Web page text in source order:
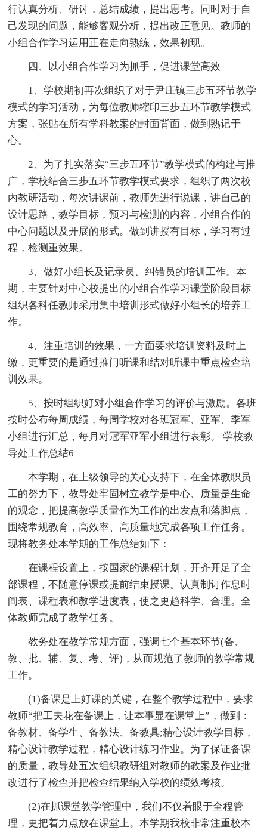
行认真分析、研讨，总结成绩，提出思考。同时对于自
己发现的问题，能够客观分析，提出改正意见。教师的
小组合作学习运用正在走向熟练，效果初现。
四、以小组合作学习为抓手，促进课堂高效
1、学校期初再次组织了对于尹庄镇三步五环节教学
模式的学习活动，为每位教师缩印三步五环节教学模式
方案，张贴在所有学科教案的封面背面，做到熟记于
心。
2、为了扎实落实“三步五环节”教学模式的构建与推
广，学校结合三步五环节教学模式要求，组织了两次校
内教研活动，每次讲课前，教师先进行说课，讲自己的
设计思路，教学目标，预习与检测的内容，小组合作的
中心问题以及开展的形式。做到讲授有目标，学习有过
程，检测重效果。
3、做好小组长及记录员、纠错员的培训工作。本
期，主要针对中心校提出的小组合作学习课堂阶段目标
组织各科任教师采用集中培训形式做好小组长的培养工
作。
4、注重培训的效果，一方面要求培训资料及时上
缴，更重要的是通过推门听课和结对听课中重点检查培
训效果。
5、按时组织好对小组合作学习的评价与激励。各班
按时公布每周成绩，每周学校对各班冠军、亚军、季军
小组进行汇总，每月对冠军亚军小组进行表彰。 学校教
导处工作总结6
本学期，在上级领导的关心支持下，在全体教职员
工的努力下，教导处牢固树立教学是中心、质量是生命
的观念，把提高教学质量作为工作的出发点和落脚点，
围绕常规教育，高效率、高质量地完成各项工作任务。
现将教务处本学期的工作总结如下：
在课程设置上，按国家的课程计划，开齐开足了全
部课程，不随意停课或提前结束授课。认真制订作息时
间表、课程表和教学进度表，使之更趋科学、合理。全
体教师完成了教学任务。
教务处在教学常规方面，强调七个基本环节(备、
教、批、辅、复、考、评)，从而规范了教师的教学常规
工作。
(1)备课是上好课的关键，在整个教学过程中，要求
教师“把工夫花在备课上，让本事显在课堂上”，做到：
备教材、备学生、备教法、备教具;精心设计教学目标，
精心设计教学过程，精心设计练习作业。为了保证备课
的质量，教导处五次组织教研组对教师的教案及作业批
改进行了检查并把检查结果纳入学校的绩效考核。
(2)在抓课堂教学管理中，我们不仅着眼于全程管
理，更把着力点放在课堂上。本学期我校非常注重校本